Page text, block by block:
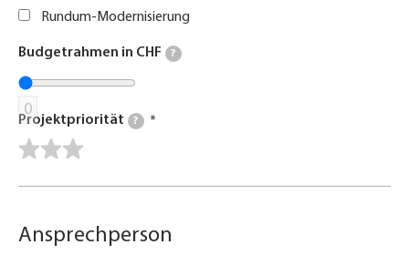
Rundum-Modernisierung
Budgetrahmen in CHF ?
0
Projektpriorität ?
Ansprechperson